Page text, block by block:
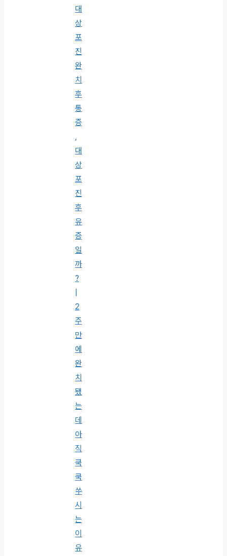
대
상
포
진
완
치
후
통
증
,
대
상
포
진
후
유
증
일
까
?
2
주
만
에
완
치
됐
는
데
아
직
쿡
쿡
쑤
시
는
이
유